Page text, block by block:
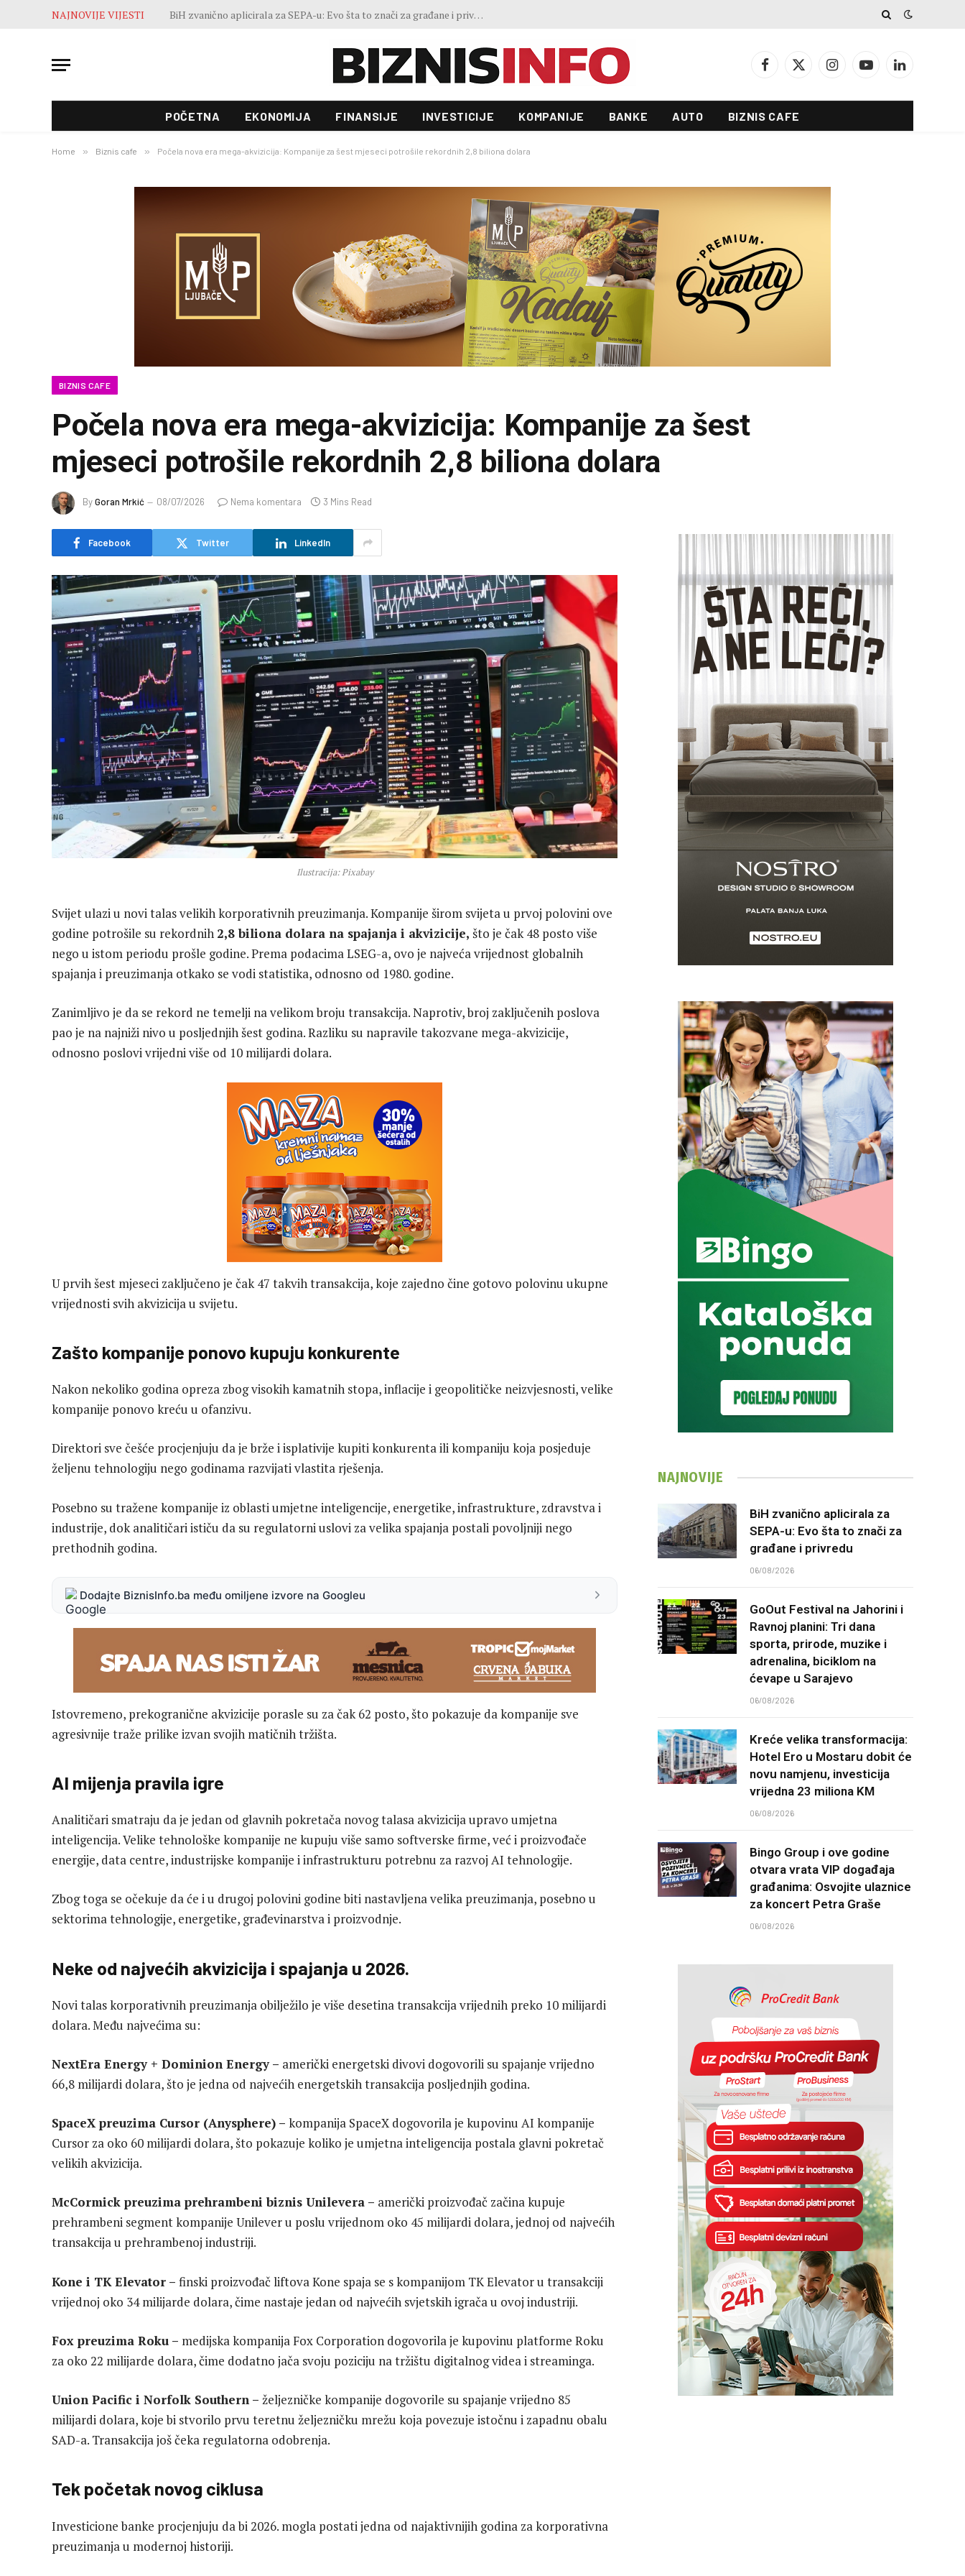
NAJNOVIJE VIJESTI GoOut Festival na Jahorini i Ravnoj planini: Tri dana sporta, prirode, muzike i adrenalina, biciklom na ćevape u Sarajevo
Facebook
X
InstagramYouTubeLinkedIn
POČETNA EKONOMIJA FINANSIJE INVESTICIJE KOMPANIJE BANKE AUTO BIZNIS CAFE
Home » Biznis cafe » Počela nova era mega-akvizicija: Kompanije za šest mjeseci potrošile rekordnih 2,8 biliona dolara
BIZNIS CAFE
Počela nova era mega-akvizicija: Kompanije za šest
mjeseci potrošile rekordnih 2,8 biliona dolara
ByGoran Mrkić 08/07/2026 Nema komentara 3 Mins Read
Facebook Twitter LinkedIn
Ilustracija: Pixabay
Svijet ulazi u novi talas velikih korporativnih preuzimanja. Kompanije širom svijeta u prvoj polovini ove
godine potrošile su rekordnih 2,8 biliona dolara na spajanja i akvizicije, što je čak 48 posto više
nego u istom periodu prošle godine. Prema podacima LSEG-a, ovo je najveća vrijednost globalnih
spajanja i preuzimanja otkako se vodi statistika, odnosno od 1980. godine.
Zanimljivo je da se rekord ne temelji na velikom broju transakcija. Naprotiv, broj zaključenih poslova
pao je na najniži nivo u posljednjih šest godina. Razliku su napravile takozvane mega-akvizicije,
odnosno poslovi vrijedni više od 10 milijardi dolara.
U prvih šest mjeseci zaključeno je čak 47 takvih transakcija, koje zajedno čine gotovo polovinu ukupne
vrijednosti svih akvizicija u svijetu.
Zašto kompanije ponovo kupuju konkurente
Nakon nekoliko godina opreza zbog visokih kamatnih stopa, inflacije i geopolitičke neizvjesnosti, velike
kompanije ponovo kreću u ofanzivu.
Direktori sve češće procjenjuju da je brže i isplativije kupiti konkurenta ili kompaniju koja posjeduje
željenu tehnologiju nego godinama razvijati vlastita rješenja.
Posebno su tražene kompanije iz oblasti umjetne inteligencije, energetike, infrastrukture, zdravstva i
industrije, dok analitičari ističu da su regulatorni uslovi za velika spajanja postali povoljniji nego
prethodnih godina.
Dodajte BiznisInfo.ba među omiljene izvore na Googleu
Istovremeno, prekogranične akvizicije porasle su za čak 62 posto, što pokazuje da kompanije sve
agresivnije traže prilike izvan svojih matičnih tržišta.
AI mijenja pravila igre
Analitičari smatraju da je jedan od glavnih pokretača novog talasa akvizicija upravo umjetna
inteligencija. Velike tehnološke kompanije ne kupuju više samo softverske firme, već i proizvođače
energije, data centre, industrijske kompanije i infrastrukturu potrebnu za razvoj AI tehnologije.
Zbog toga se očekuje da će i u drugoj polovini godine biti nastavljena velika preuzimanja, posebno u
sektorima tehnologije, energetike, građevinarstva i proizvodnje.
Neke od najvećih akvizicija i spajanja u 2026.
Novi talas korporativnih preuzimanja obilježilo je više desetina transakcija vrijednih preko 10 milijardi
dolara. Među najvećima su:
NextEra Energy + Dominion Energy – američki energetski divovi dogovorili su spajanje vrijedno
66,8 milijardi dolara, što je jedna od najvećih energetskih transakcija posljednjih godina.
SpaceX preuzima Cursor (Anysphere) – kompanija SpaceX dogovorila je kupovinu AI kompanije
Cursor za oko 60 milijardi dolara, što pokazuje koliko je umjetna inteligencija postala glavni pokretač
velikih akvizicija.
McCormick preuzima prehrambeni biznis Unilevera – američki proizvođač začina kupuje
prehrambeni segment kompanije Unilever u poslu vrijednom oko 45 milijardi dolara, jednoj od najvećih
transakcija u prehrambenoj industriji.
Kone i TK Elevator – finski proizvođač liftova Kone spaja se s kompanijom TK Elevator u transakciji
vrijednoj oko 34 milijarde dolara, čime nastaje jedan od najvećih svjetskih igrača u ovoj industriji.
Fox preuzima Roku – medijska kompanija Fox Corporation dogovorila je kupovinu platforme Roku
za oko 22 milijarde dolara, čime dodatno jača svoju poziciju na tržištu digitalnog videa i streaminga.
Union Pacific i Norfolk Southern – željezničke kompanije dogovorile su spajanje vrijedno 85
milijardi dolara, koje bi stvorilo prvu teretnu željezničku mrežu koja povezuje istočnu i zapadnu obalu
SAD-a. Transakcija još čeka regulatorna odobrenja.
Tek početak novog ciklusa
Investicione banke procjenjuju da bi 2026. mogla postati jedna od najaktivnijih godina za korporativna
preuzimanja u modernoj historiji.
NAJNOVIJE
BiH zvanično aplicirala za
SEPA-u: Evo šta to znači za
građane i privredu
06/08/2026
GoOut Festival na Jahorini i
Ravnoj planini: Tri dana
sporta, prirode, muzike i
adrenalina, biciklom na
ćevape u Sarajevo
06/08/2026
Kreće velika transformacija:
Hotel Ero u Mostaru dobit će
novu namjenu, investicija
vrijedna 23 miliona KM
06/08/2026
Bingo Group i ove godine
otvara vrata VIP događaja
građanima: Osvojite ulaznice
za koncert Petra Graše
06/08/2026